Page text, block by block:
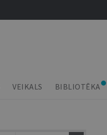
VEIKALS BIBLIOTĒKA